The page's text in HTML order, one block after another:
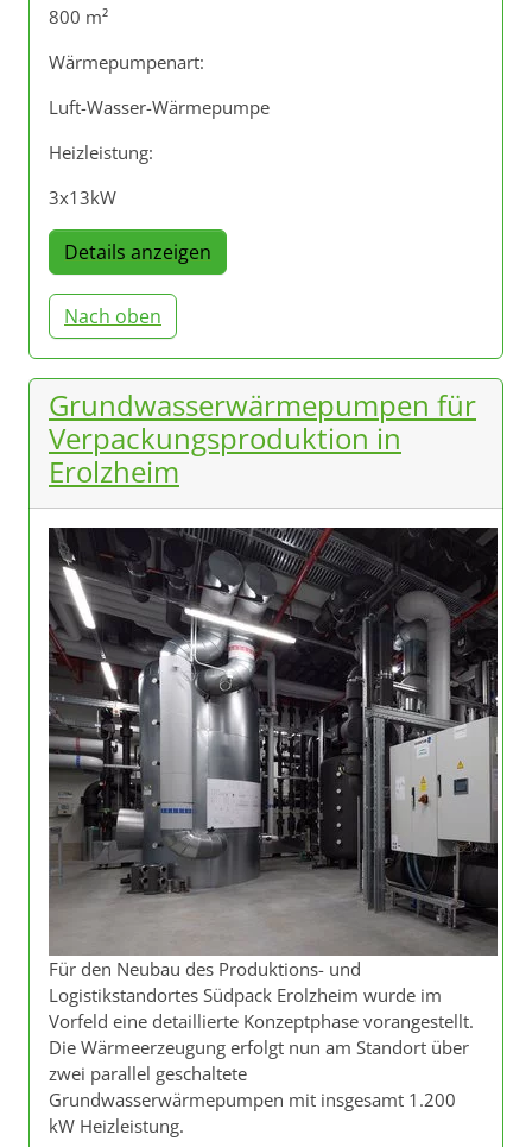
800 m²
Wärmepumpenart:
Luft-Wasser-Wärmepumpe
Heizleistung:
3x13kW
Details anzeigen
Nach oben
Grundwasserwärmepumpen für
Verpackungsproduktion in
Erolzheim
Für den Neubau des Produktions- und
Logistikstandortes Südpack Erolzheim wurde im
Vorfeld eine detaillierte Konzeptphase vorangestellt.
Die Wärmeerzeugung erfolgt nun am Standort über
zwei parallel geschaltete
Grundwasserwärmepumpen mit insgesamt 1.200
kW Heizleistung.